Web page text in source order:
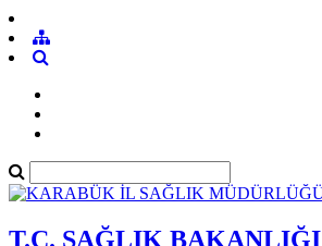
T.C. SAĞLIK BAKANLIĞI